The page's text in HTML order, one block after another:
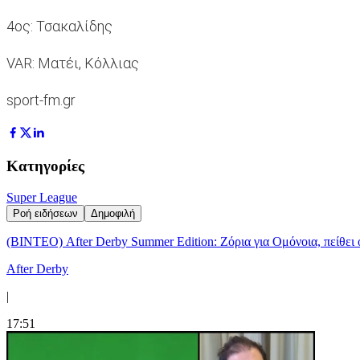
4ος: Τσακαλίδης
VAR: Ματέι, Κόλλιας
sport-fm.gr
Κατηγορίες
Super League
Ροή ειδήσεων Δημοφιλή
(ΒΙΝΤΕΟ) After Derby Summer Edition: Ζόρια για Ομόνοια, πείθει
After Derby
|
17:51